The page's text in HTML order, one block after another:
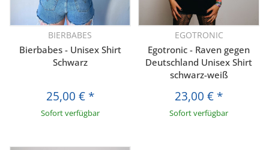
BIERBABES
Bierbabes - Unisex Shirt
Schwarz
25,00 € *
Sofort verfügbar
EGOTRONIC
Egotronic - Raven gegen
Deutschland Unisex Shirt
schwarz-weiß
23,00 € *
Sofort verfügbar